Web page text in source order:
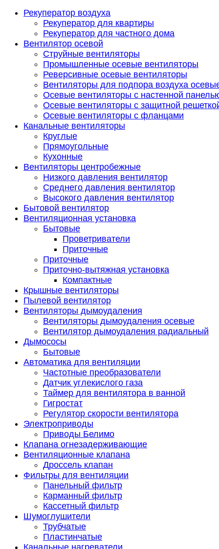
Рекуператор воздуха
Рекуператор для квартиры
Рекуператор для частного дома
Вентилятор осевой
Струйные вентиляторы
Промышленные осевые вентиляторы
Реверсивные осевые вентиляторы
Вентиляторы для подпора воздуха
Осевые вентиляторы с настенной
Осевые вентиляторы с защитной
Осевые вентиляторы с фланцами
Канальные вентиляторы
Круглые
Прямоугольные
Кухонные
Вентиляторы центробежные
Низкого давления вентилятор
Среднего давления вентилятор
Высокого давления вентилятор
Бытовой вентилятор
Вентиляционная установка
Бытовые
Проветриватели
Приточные
Приточные
Приточно-вытяжная установка
Компактные
Крышные вентиляторы
Пылевой вентилятор
Вентиляторы дымоудаления
Вентиляторы дымоудаления осевые
Вентилятор дымоудаления радиальный
Дымососы
Бытовые
Автоматика для вентиляции
Частотные преобразователи
Датчик углекислого газа
Таймер для вентилятора в ванной
Гигростат
Регулятор скорости вентилятора
Электроприводы
Приводы Белимо
Клапана огнезадерживающие
Вентиляционные клапана
Дроссель клапан
Фильтры для вентиляции
Панельный фильтр
Карманный фильтр
Кассетный фильтр
Шумоглушители
Трубчатые
Пластинчатые
Канальные нагреватели